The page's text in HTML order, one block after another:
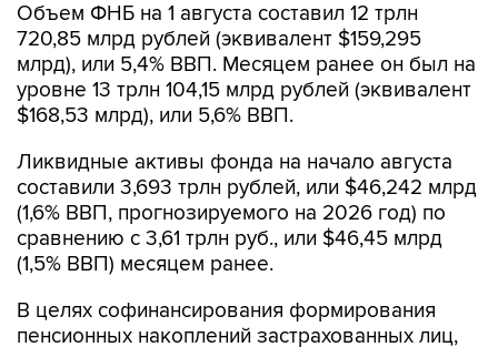
Объем ФНБ на 1 августа составил 12 трлн
720,85 млрд рублей (эквивалент $159,295
млрд), или 5,4% ВВП. Месяцем ранее он был на
уровне 13 трлн 104,15 млрд рублей (эквивалент
$168,53 млрд), или 5,6% ВВП.
Ликвидные активы фонда на начало августа
составили 3,693 трлн рублей, или $46,242 млрд
(1,6% ВВП, прогнозируемого на 2026 год) по
сравнению с 3,61 трлн руб., или $46,45 млрд
(1,5% ВВП) месяцем ранее.
В целях софинансирования формирования
пенсионных накоплений застрахованных лиц,